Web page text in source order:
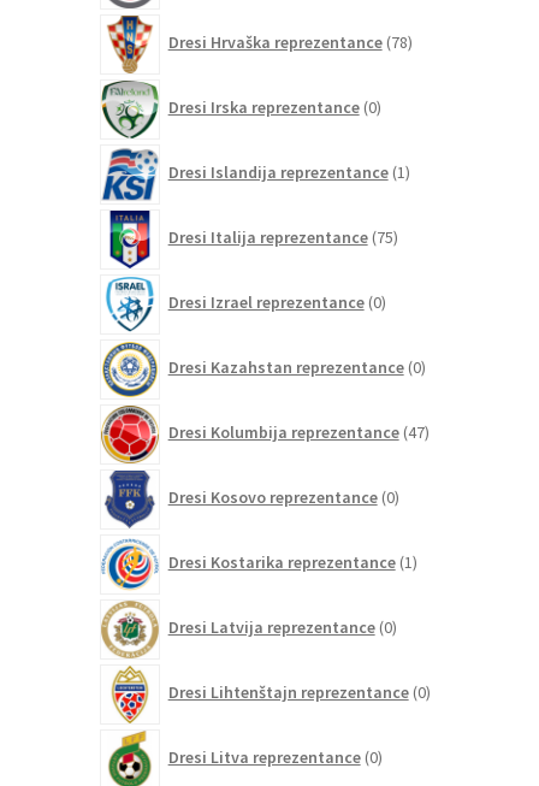
Dresi Hrvaška reprezentance 78izdelkov
Dresi Irska reprezentance 0izdelkov
Dresi Islandija reprezentance 1izdelek
Dresi Italija reprezentance 75izdelkov
Dresi Izrael reprezentance 0izdelkov
Dresi Kazahstan reprezentance 0izdelkov
Dresi Kolumbija reprezentance 47izdelkov
Dresi Kosovo reprezentance 0izdelkov
Dresi Kostarika reprezentance 1izdelek
Dresi Latvija reprezentance 0izdelkov
Dresi Lihtenštajn reprezentance 0izdelkov
Dresi Litva reprezentance 0izdelkov